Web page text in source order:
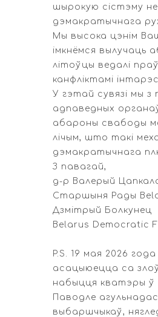
шырокую сістэму
дэмакратычнага
Мы высока цэнім
імкнёмся вылучаць
літоўцы ведалі
канфліктамі
У гэтай сувязі мы з
адпаведных
абароны свабоды
лічым, што такі
дэмакратычнага
З павагай,
д-р Валерый
Старшыня Рады
Дзмітрый Болкунец
Belarus Democratic
P.S. 19 мая 2026
асацыюецца са
набыцця кватэры ў
Паводле
выбаршчыкаў,